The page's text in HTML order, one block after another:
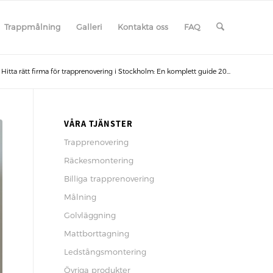
Trappmålning Galleri Kontakta oss FAQ
Hitta rätt firma för trapprenovering i Stockholm: En komplett guide 20...
VÅRA TJÄNSTER
Trapprenovering
Räckesmontering
Billiga trapprenovering
Målning
Golvläggning
Mattborttagning
Ledstångsmontering
Övriga produkter